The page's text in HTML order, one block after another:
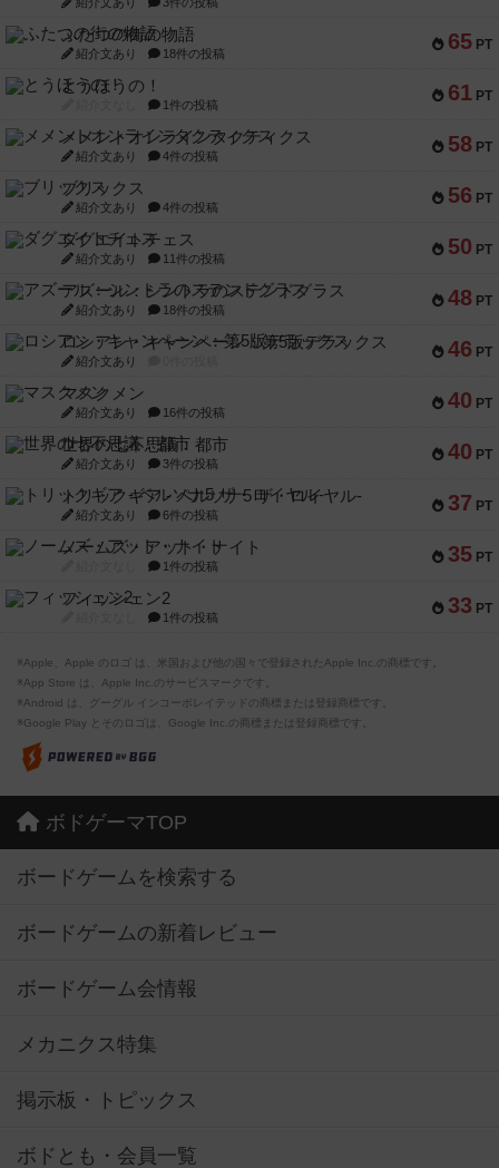
65 PT
ふたつの街の物語
紹介文あり 18件の投稿
61 PT
とうほうの！
1件の投稿
58 PT
メメントオンラインタクティクス
紹介文あり 4件の投稿
56 PT
ブリックス
紹介文あり 4件の投稿
50 PT
ダグエイトチェス
紹介文あり 11件の投稿
48 PT
アズール：シントラのステンドグラス
紹介文あり 18件の投稿
46 PT
ロシアン・キャンペーン：第5版デラックス
紹介文あり
40 PT
マスクメン
紹介文あり 16件の投稿
40 PT
世界の七不思議：都市
紹介文あり 3件の投稿
37 PT
トリックギア - ペルソナ5 ザ・ロイヤル-
紹介文あり 6件の投稿
35 PT
ノームズ・アット・ナイト
1件の投稿
33 PT
フィッシェン2
1件の投稿
※Apple、Apple のロゴ は、米国および他の国々で登録されたApple Inc.の商標です。
※App Store は、Apple Inc.のサービスマークです。
※Android は、グーグル インコーポレイテッドの商標または登録商標です。
※Google Play とそのロゴは、Google Inc.の商標または登録商標です。
ボドゲーマTOP
ボードゲームを検索する
ボードゲームの新着レビュー
ボードゲーム会情報
メカニクス特集
掲示板・トピックス
ボドとも・会員一覧